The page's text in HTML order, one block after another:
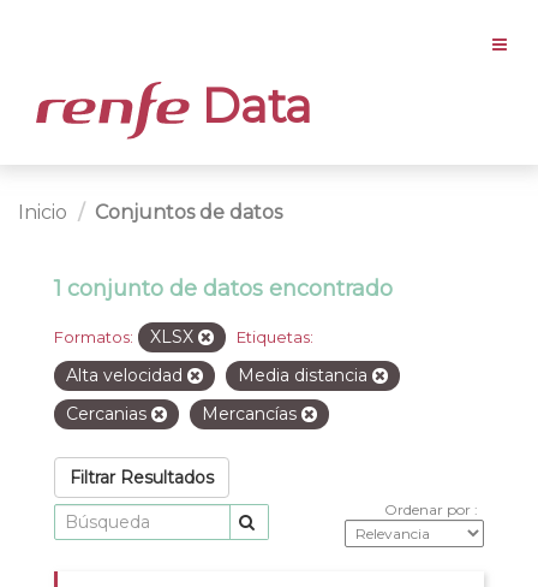
Data
Inicio Conjuntos de datos
1 conjunto de datos encontrado
Formatos: XLSX Etiquetas:
Alta velocidad
Media distancia
Cercanias
Mercancías
Filtrar Resultados
Ordenar por